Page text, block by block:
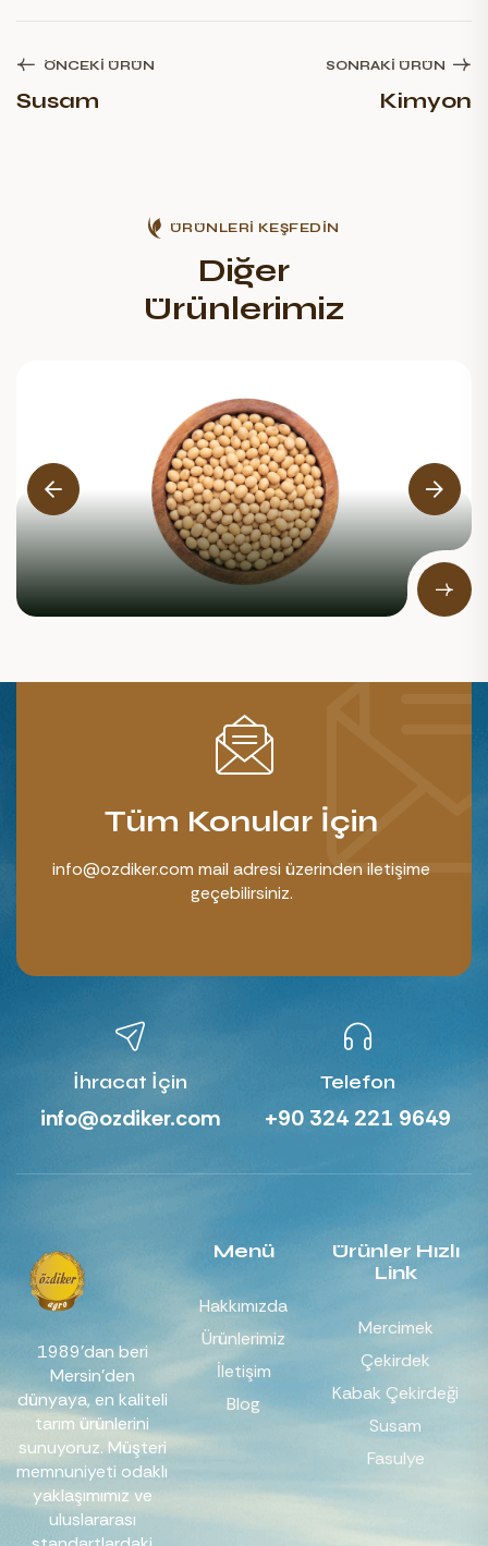
ÖNCEKI ÜRÜN
Susam
SONRAKI ÜRÜN
Kimyon
ÜRÜNLERİ KEŞFEDİN
Diğer
Ürünlerimiz
Tüm Konular İçin
info@ozdiker.com mail adresi üzerinden iletişime
geçebilirsiniz.
İhracat İçin
info@ozdiker.com
Telefon
+90 324 221 9649
Menü
Hakkımızda
Ürünlerimiz
İletişim
Blog
Ürünler Hızlı
Link
Mercimek
Çekirdek
Kabak Çekirdeği
Susam
Fasulye
1989’dan beri
Mersin’den
dünyaya, en kaliteli
tarım ürünlerini
sunuyoruz. Müşteri
memnuniyeti odaklı
yaklaşımımız ve
uluslararası